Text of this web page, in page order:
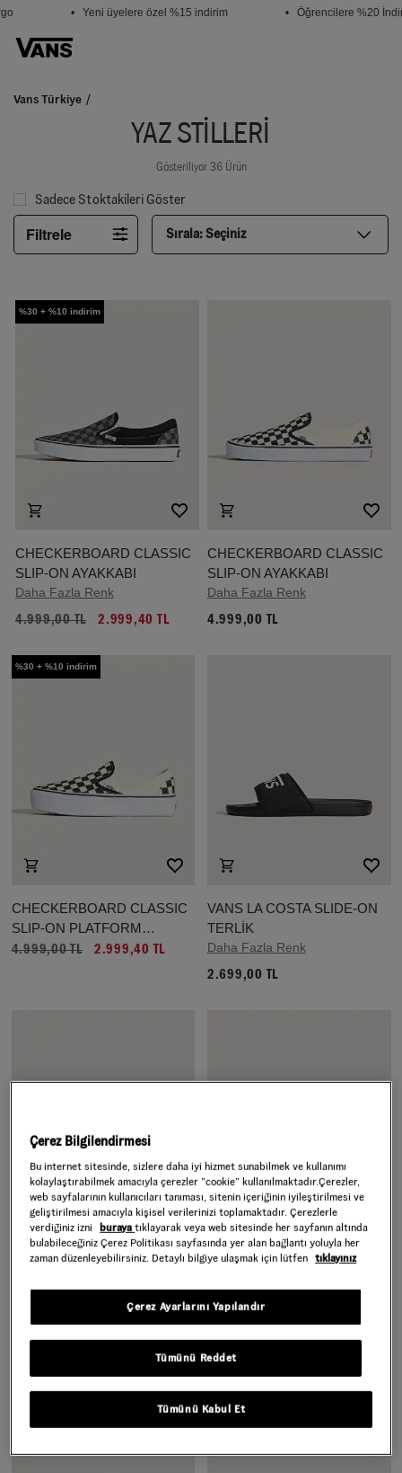
• Yeni üyelere özel %15 indirim • Öğrencilere %20
Vans Türkiye
YAZ STİLLERİ
Gösteriliyor 36 Ürün
Sadece Stoktakileri Göster
Filtrele Sırala:Seçiniz
%30 + %10 indirim
CHECKERBOARD CLASSIC
SLIP-ON AYAKKABI
Daha Fazla Renk
4.999,00 TL 2.999,40 TL
CHECKERBOARD CLASSIC
SLIP-ON AYAKKABI
Daha Fazla Renk
4.999,00 TL
%30 + %10 indirim
CHECKERBOARD CLASSIC
SLIP-ON PLATFORM
AYAKKABI
4.999,00 TL 2.999,40 TL
VANS LA COSTA SLIDE-ON
TERLİK
Daha Fazla Renk
2.699,00 TL
KADIN LA COSTA SLIDE-ON
2.699,00 TL
CLASSIC SLIP-ON AYAKKABI
Daha Fazla Renk
4.699,00 TL
Çerez Bilgilendirmesi
Bu internet sitesinde, sizlere daha iyi hizmet sunabilmek ve kullanımı
kolaylaştırabilmek amacıyla çerezler ”cookie” kullanılmaktadır.Çerezler,
web sayfalarının kullanıcıları tanıması, sitenin içeriğinin iyileştirilmesi ve
geliştirilmesi amacıyla kişisel verilerinizi toplamaktadır. Çerezlerle
verdiğiniz izni
burayatıklayarak veya web sitesinde her sayfanın altında
bulabileceğiniz Çerez Politikası sayfasında yer alan bağlantı yoluyla her
zaman düzenleyebilirsiniz. Detaylı bilgiye ulaşmak için lütfen tıklayınız
Tümünü Reddet
Tümünü Kabul Et
Çerez Ayarlarını Yapılandır